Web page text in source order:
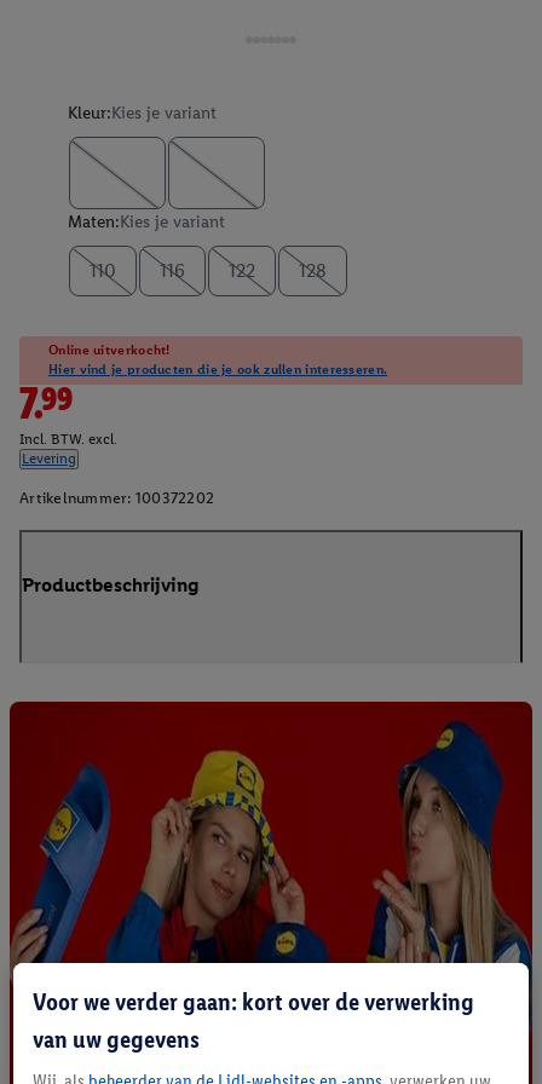
Kleur:Kies je variant
Maten:Kies je variant
110 116 122 128
Online uitverkocht!
Hier vind je producten die je ook zullen interesseren.
7.99
Incl. BTW. excl.
Levering
Artikelnummer: 100372202
Productbeschrijving
Voor we verder gaan: kort over de verwerking
van uw gegevens